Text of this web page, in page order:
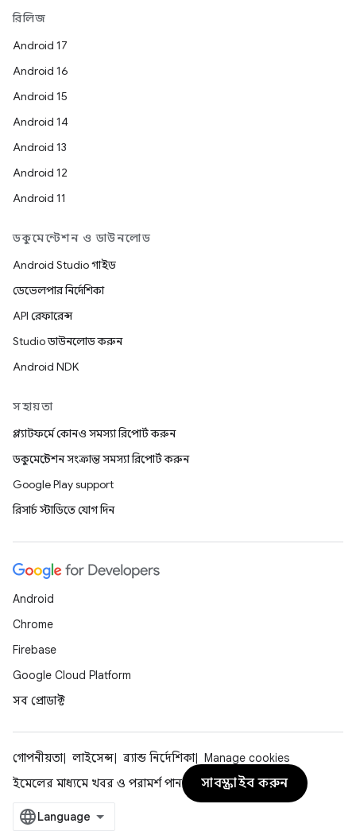
রিলিজ
Android 17
Android 16
Android 15
Android 14
Android 13
Android 12
Android 11
ডকুমেন্টেশন ও ডাউনলোড
Android Studio গাইড
ডেভেলপার নির্দেশিকা
API রেফারেন্স
Studio ডাউনলোড করুন
Android NDK
সহায়তা
প্ল্যাটফর্মে কোনও সমস্যা রিপোর্ট করুন
ডকুমেন্টেশন সংক্রান্ত সমস্যা রিপোর্ট করুন
Google Play support
রিসার্চ স্টাডিতে যোগ দিন
Android
Chrome
Firebase
Google Cloud Platform
সব প্রোডাক্ট
গোপনীয়তা লাইসেন্স ব্র্যান্ড নির্দেশিকা
Manage cookies
ইমেলের মাধ্যমে খবর ও পরামর্শ পান
সাবস্ক্রাইব করুন